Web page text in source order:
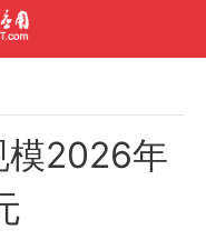
模2026年